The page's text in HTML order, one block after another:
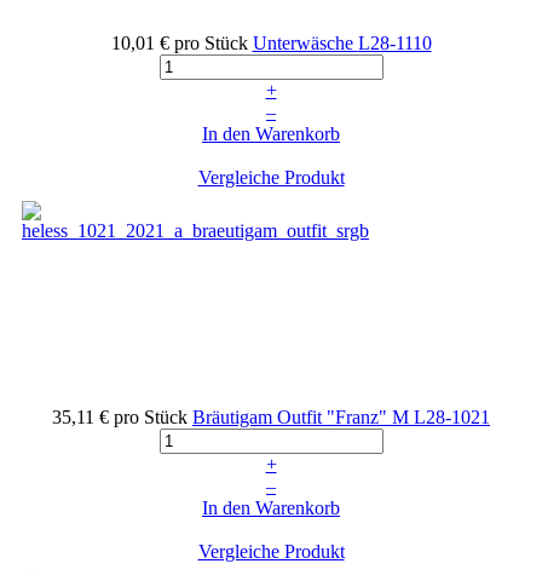
10,01 € pro Stück Unterwäsche L28-1110
+
–
In den Warenkorb
Vergleiche Produkt
35,11 € pro Stück Bräutigam Outfit "Franz" M L28-1021
+
–
In den Warenkorb
Vergleiche Produkt